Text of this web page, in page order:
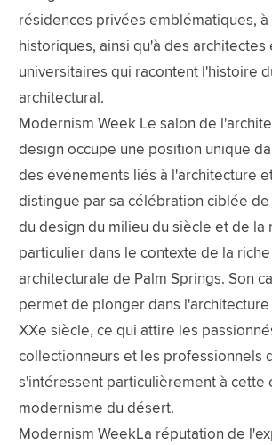
résidences privées emblématiques,
historiques, ainsi qu'à des architectes
universitaires qui racontent l'histoire
architectural.
Modernism Week Le salon de
design occupe une position unique
des événements liés à l'architecture
distingue par sa célébration ciblée
du design du milieu du siècle et de la
particulier dans le contexte de la
architecturale de Palm Springs. Son
permet de plonger dans
XXe siècle, ce qui attire les
collectionneurs et les professionnels
s'intéressent particulièrement à cette
modernisme du désert.
Modernism WeekLa réputation de